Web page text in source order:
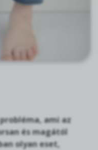
ami az
és magától
olyan eset,